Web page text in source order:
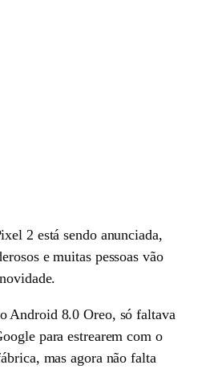
2 está sendo anunciada,
e muitas pessoas vão
Android 8.0 Oreo, só faltava
para estrearem com o
mas agora não falta